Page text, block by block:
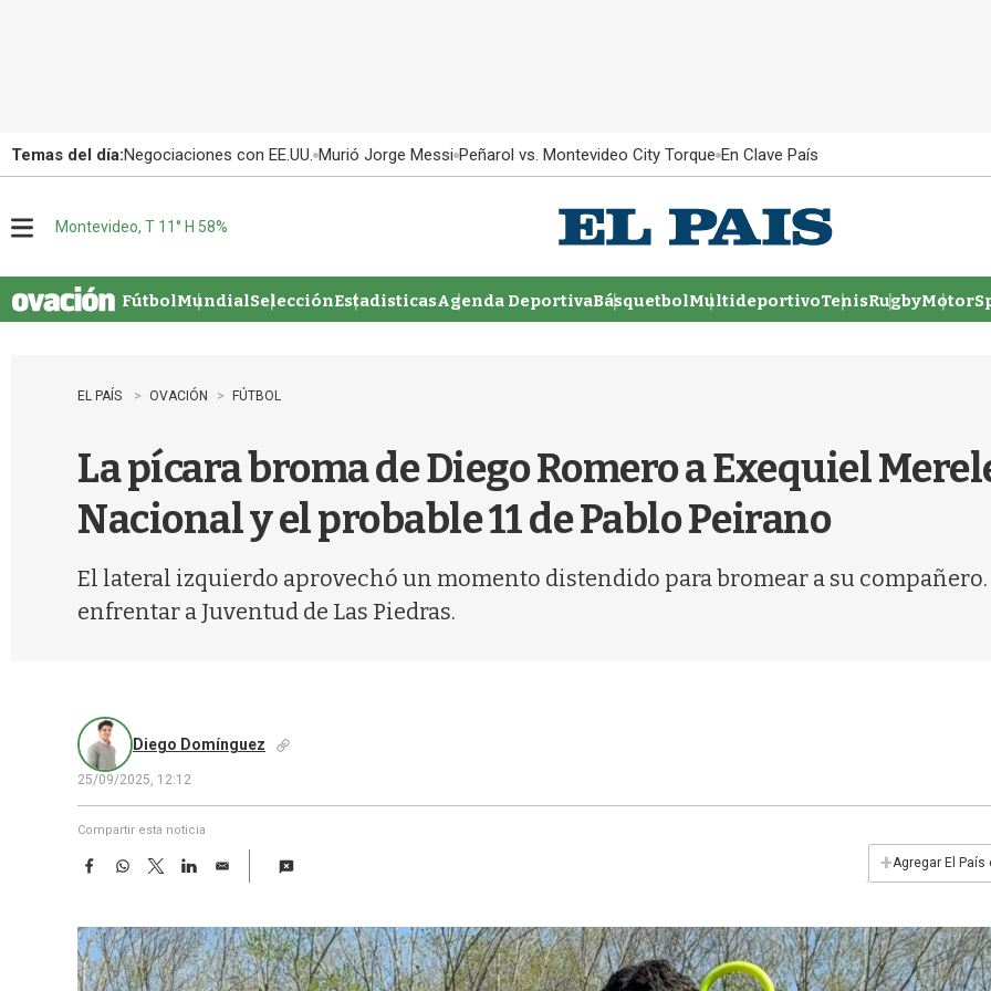
Temas del día:Negociaciones con EE.UU. Murió Jorge Messi Peñarol vs. Montevideo City Torque En Clave País
u
Montevideo, T 11° H 58%
FútbolMundialSelecciónEstadisticasAgenda DeportivaBásquetbolMultideportivoTenisRugby
EL PAÍS OVACIÓN FÚTBOL
La pícara broma de Diego Romero a Exequiel
Nacional y el probable 11 de Pablo Peirano
El lateral izquierdo aprovechó un momento distendido para bromear a su
enfrentar a Juventud de Las Piedras.
Diego Domínguez
25/09/2025, 12:12
Compartir esta noticia
F
e
b
o
W
t
s
A
T
w
t
t
e
L
k
e
d
E
i
l
+Agregar El País